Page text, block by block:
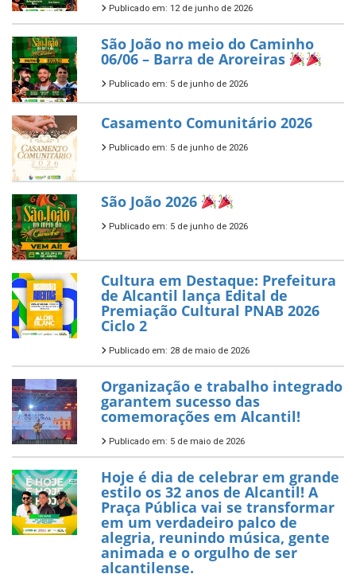
Publicado em: 12 de junho de 2026
São João no meio do Caminho
06/06 – Barra de Aroreiras
Publicado em: 5 de junho de 2026
Casamento Comunitário 2026
Publicado em: 5 de junho de 2026
São João 2026
Publicado em: 5 de junho de 2026
Cultura em Destaque: Prefeitura
de Alcantil lança Edital de
Premiação Cultural PNAB 2026
Ciclo 2
Publicado em: 28 de maio de 2026
Organização e trabalho integrado
garantem sucesso das
comemorações em Alcantil!
Publicado em: 5 de maio de 2026
Hoje é dia de celebrar em grande
estilo os 32 anos de Alcantil! A
Praça Pública vai se transformar
em um verdadeiro palco de
alegria, reunindo música, gente
animada e o orgulho de ser
alcantilense.